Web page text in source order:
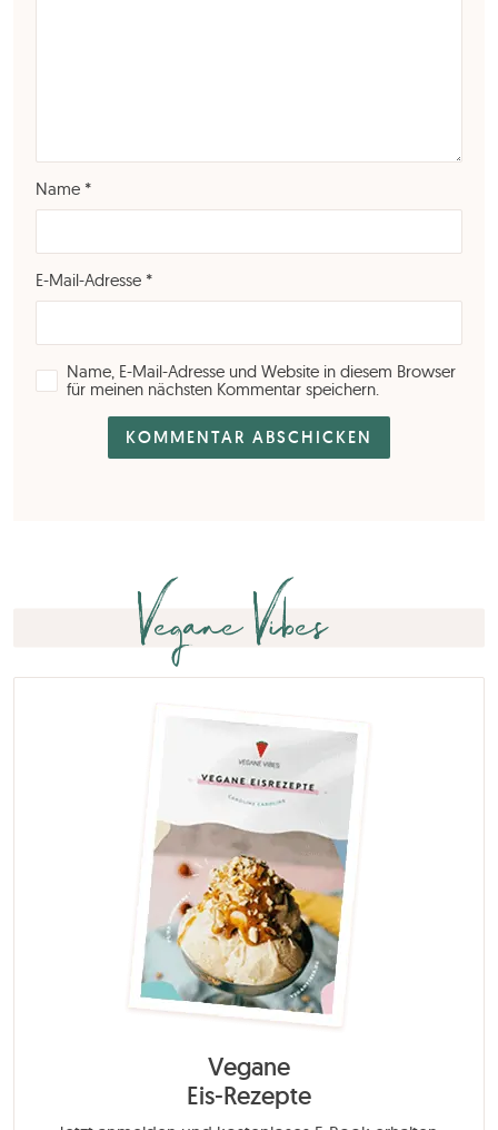
Name *
E-Mail-Adresse *
Name, E-Mail-Adresse und Website in diesem Browser
für meinen nächsten Kommentar speichern.
Vegane Vibes
Vegane
Eis-Rezepte